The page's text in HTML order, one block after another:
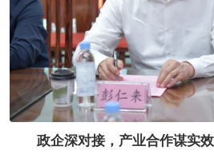
政企深对接，产业合作谋实效